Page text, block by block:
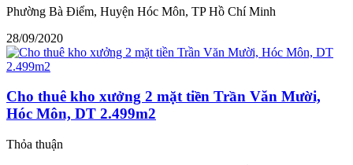
Phường Bà Điểm, Huyện Hóc Môn, TP Hồ Chí Minh
28/09/2020
Cho thuê kho xưởng 2 mặt tiền Trần Văn Mười,
Hóc Môn, DT 2.499m2
Thỏa thuận